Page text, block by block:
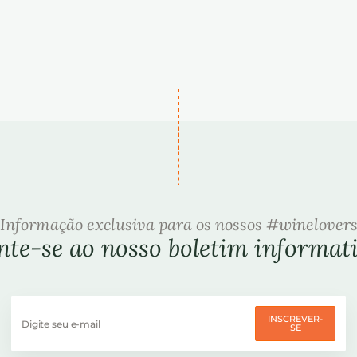
Informação exclusiva para os nossos #winelovers
se ao nosso boletim
INSCREVER-
SE